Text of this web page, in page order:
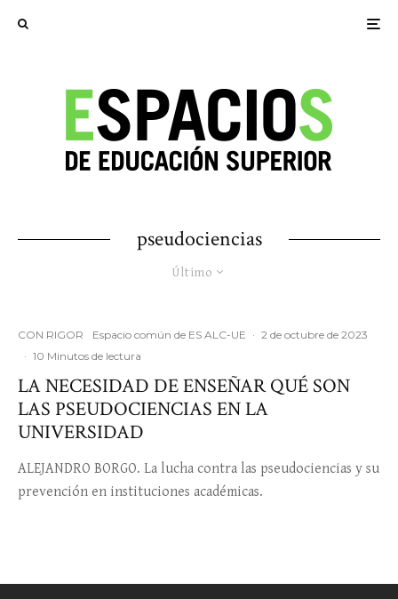
pseudociencias
Último
CON RIGOR Espacio común de ES ALC-UE · 2 de octubre de 2023
· 10 Minutos de lectura
LA NECESIDAD DE ENSEÑAR QUÉ SON
LAS PSEUDOCIENCIAS EN LA
UNIVERSIDAD
ALEJANDRO BORGO. La lucha contra las pseudociencias y su
prevención en instituciones académicas.